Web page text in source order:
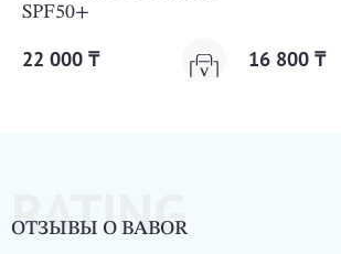
SPF50+
22 000 ₸ 16 800 ₸
RATING
ОТЗЫВЫ О BABOR